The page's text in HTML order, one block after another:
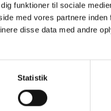
funktioner til sociale
med vores partnere inden
disse data med andre
Statistik